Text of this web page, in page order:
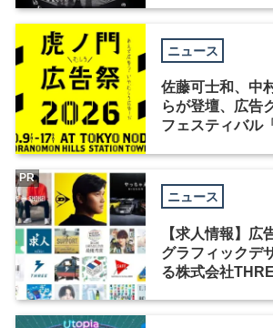
ニュース
佐藤可士和、中
らが登壇、広告
フェスティバル
ニュース
【求人情報】広
グラフィックデ
る株式会社
PR